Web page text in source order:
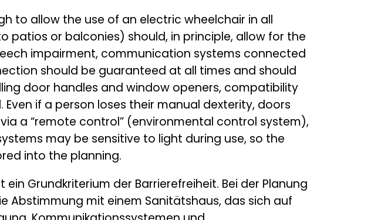
to allow the use of an electric wheelchair in all
patios or balconies) should, in principle, allow for the
impairment, communication systems connected
should be guaranteed at all times and should
door handles and window openers, compatibility
if a person loses their manual dexterity, doors
a “remote control” (environmental control system),
may be sensitive to light during use, so the
into the planning.
Grundkriterium der Barrierefreiheit. Bei der Planung
Abstimmung mit einem Sanitätshaus, das sich auf